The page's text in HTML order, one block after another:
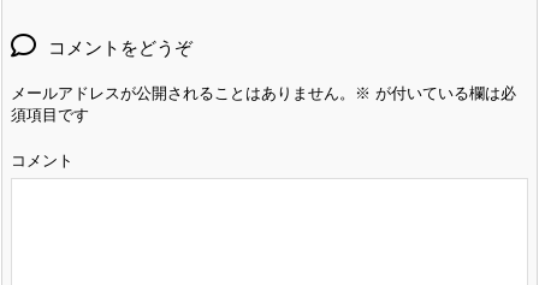
コメントをどうぞ
メールアドレスが公開されることはありません。 ※ が付いている欄は必
須項目です
コメント